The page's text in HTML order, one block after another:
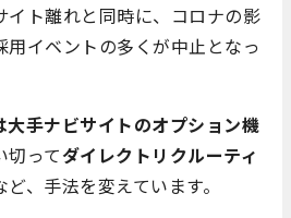
イト離れと同時に、コロナの影
イベントの多くが中止となっ
大手ナビサイトのオプション機
切ってダイレクトリクルーティ
ど、手法を変えています。